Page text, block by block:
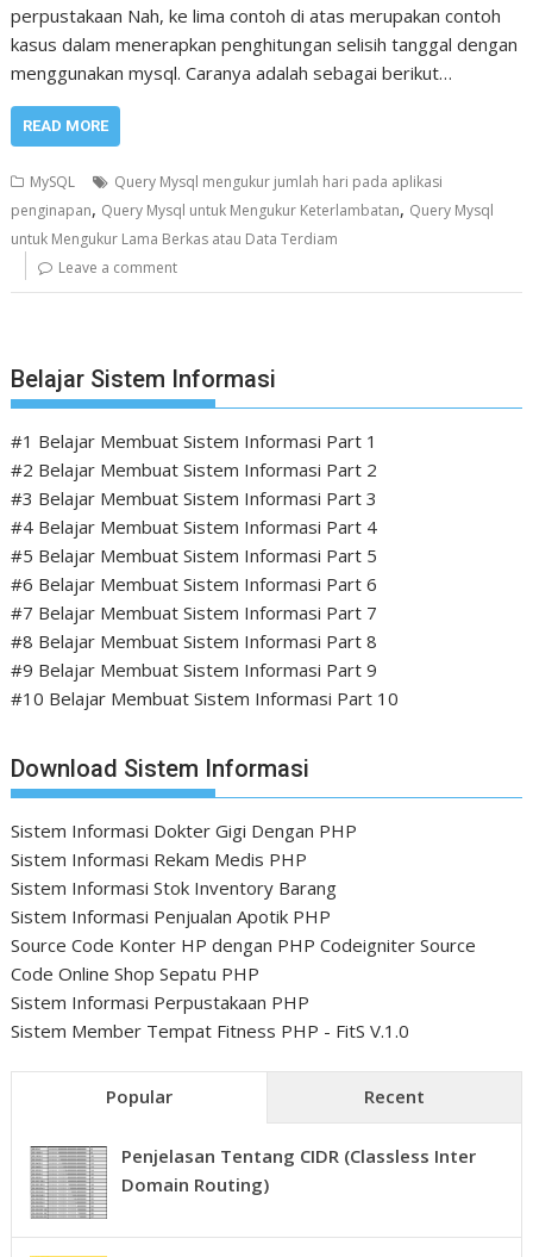
perpustakaan Nah, ke lima contoh di atas merupakan contoh
kasus dalam menerapkan penghitungan selisih tanggal dengan
menggunakan mysql. Caranya adalah sebagai berikut…
READ MORE
MySQL
Query Mysql mengukur jumlah hari pada aplikasi
penginapan, Query Mysql untuk Mengukur Keterlambatan, Query Mysql
untuk Mengukur Lama Berkas atau Data Terdiam
Leave a comment
Belajar Sistem Informasi
#1 Belajar Membuat Sistem Informasi Part 1
#2 Belajar Membuat Sistem Informasi Part 2
#3 Belajar Membuat Sistem Informasi Part 3
#4 Belajar Membuat Sistem Informasi Part 4
#5 Belajar Membuat Sistem Informasi Part 5
#6 Belajar Membuat Sistem Informasi Part 6
#7 Belajar Membuat Sistem Informasi Part 7
#8 Belajar Membuat Sistem Informasi Part 8
#9 Belajar Membuat Sistem Informasi Part 9
#10 Belajar Membuat Sistem Informasi Part 10
Download Sistem Informasi
Sistem Informasi Dokter Gigi Dengan PHP
Sistem Informasi Rekam Medis PHP
Sistem Informasi Stok Inventory Barang
Sistem Informasi Penjualan Apotik PHP
Source Code Konter HP dengan PHP Codeigniter Source
Code Online Shop Sepatu PHP
Sistem Informasi Perpustakaan PHP
Sistem Member Tempat Fitness PHP - FitS V.1.0
Popular Recent
Penjelasan Tentang CIDR (Classless Inter
Domain Routing)